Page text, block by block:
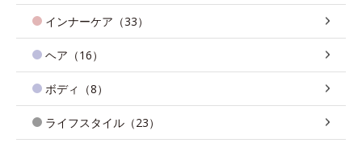
インナーケア（33）
ヘア（16）
ボディ（8）
ライフスタイル（23）